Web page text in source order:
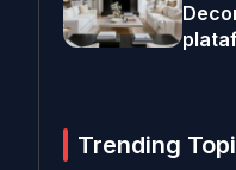
Trending